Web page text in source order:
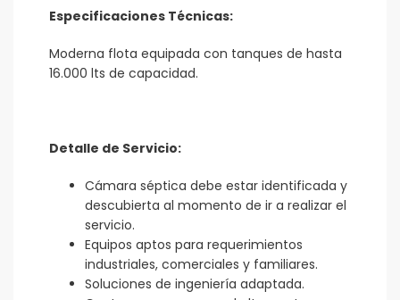
Especificaciones Técnicas:
Moderna flota equipada con tanques de hasta
16.000 lts de capacidad.
Detalle de Servicio:
Cámara séptica debe estar identificada y
descubierta al momento de ir a realizar el
servicio.
Equipos aptos para requerimientos
industriales, comerciales y familiares.
Soluciones de ingeniería adaptada.